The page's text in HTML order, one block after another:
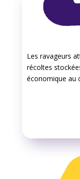
Les ravageurs
récoltes
économique au